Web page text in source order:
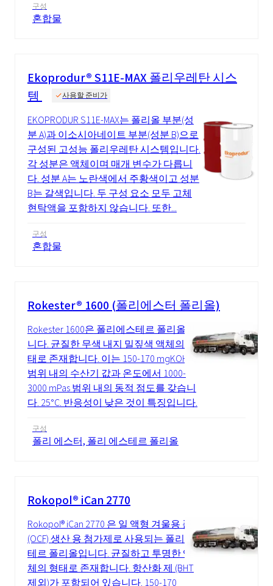
구성
혼합물
Ekoprodur® S11E-MAX 폴리우레탄 시스
템
사용할 준비가
EKOPRODUR S11E-MAX는 폴리올 부분(성
분 A)과 이소시아네이트 부분(성분 B)으로
구성된 고성능 폴리우레탄 시스템입니다.
각 성분은 액체이며 매개 변수가 다릅니
다. 성분 A는 노란색에서 주황색이고 성분
B는 갈색입니다. 두 구성 요소 모두 고체
현탁액을 포함하지 않습니다. 또한...
구성
혼합물
Rokester® 1600 (폴리에스터 폴리올)
Rokester 1600은 폴리에스테르 폴리올입
니다. 균질한 무색 내지 밀짚색 액체의 형
태로 존재합니다. 이는 150-170 mgKOH/g
범위 내의 수산기 값과 온도에서 1000-
3000 mPas 범위 내의 동적 점도를 갖습니
다. 25°C. 반응성이 낮은 것이 특징입니다.
구성
폴리 에스터, 폴리 에스테르 폴리올
Rokopol® iCan 2770
Rokopol® iCan 2770 은 일 액형 겨울용 폼
(OCF) 생산 용 첨가제로 사용되는 폴리 에
테르 폴리올입니다. 균질하고 투명한 액
체의 형태로 존재합니다. 항산화 제 (BHT
제외)가 포함되어 있습니다. 150-170